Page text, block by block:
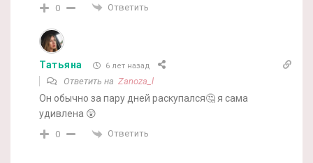
0 Ответить
Татьяна 6 лет назад
Ответить на Zanoza_l
Он обычно за пару дней раскупался🤔 я сама
удивлена 😲
0 Ответить